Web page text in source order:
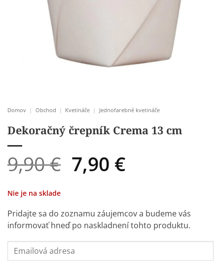
Domov | Obchod | Kvetináče | Jednofarebné kvetináče
Dekoračný črepník Crema 13 cm
9,90€ Pôvodná
cena
9,90 €.
7,90 €Aktuálna
7,90 €.
Nie je na sklade
Pridajte sa do zoznamu záujemcov a budeme vás
informovať hneď po naskladnení tohto produktu.
Enter
your